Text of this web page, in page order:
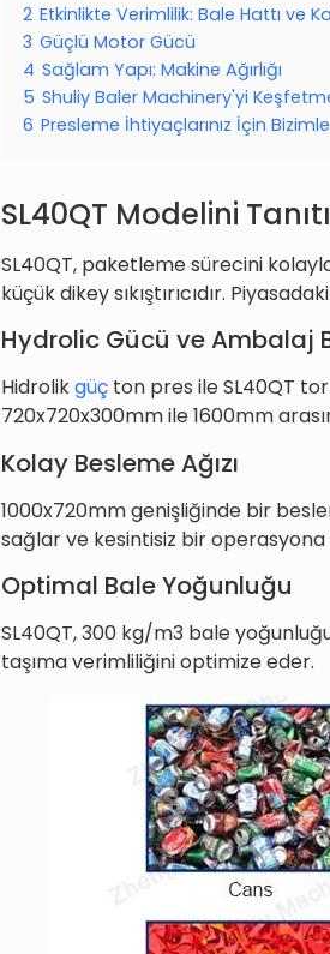
2 Etkinlikte Verimlilik: Bale Hattı ve
3 Güçlü Motor Gücü
4 Sağlam Yapı: Makine Ağırlığı
5 Shuliy Baler Machinery'yi
6 Presleme İhtiyaçlarınız İçin
SL40QT Modelini
SL40QT, paketleme sürecini
küçük dikey sıkıştırıcıdır.
Hydrolic Gücü ve Ambalaj
Hidrolikgüç ton pres ile SL40QT
720x720x300mm ile 1600mm
Kolay Besleme Ağızı
1000x720mm genişliğinde bir
sağlar ve kesintisiz bir operasyona
Optimal Bale Yoğunluğu
SL40QT, 300 kg/m3 bale
taşıma verimliliğini optimize eder.